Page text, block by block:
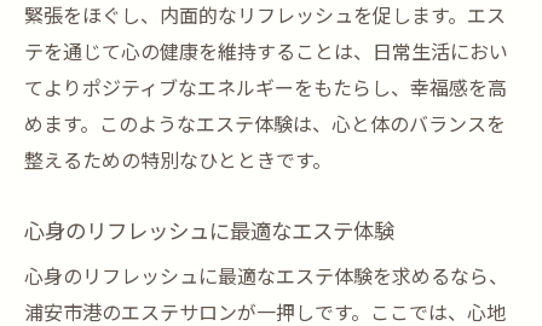
緊張をほぐし、内面的なリフレッシュを促します。エス
テを通じて心の健康を維持することは、日常生活におい
てよりポジティブなエネルギーをもたらし、幸福感を高
めます。このようなエステ体験は、心と体のバランスを
整えるための特別なひとときです。
心身のリフレッシュに最適なエステ体験
心身のリフレッシュに最適なエステ体験を求めるなら、
浦安市港のエステサロンが一押しです。ここでは、心地